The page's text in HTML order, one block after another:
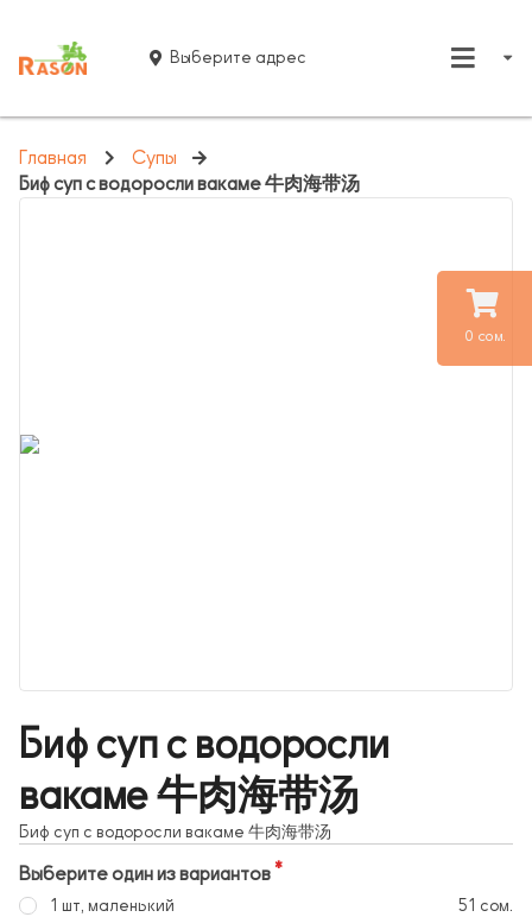
0 сом.
Выберите адрес
Главная
Супы
Биф суп с водоросли вакаме 牛肉海带汤
Биф суп с водоросли
вакаме 牛肉海带汤
Биф суп с водоросли вакаме 牛肉海带汤
Выберите один из вариантов
1 шт, маленький
51 сом.